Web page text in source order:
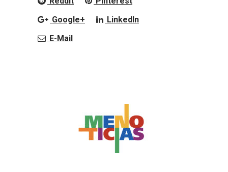
Google+
LinkedIn
E-Mail